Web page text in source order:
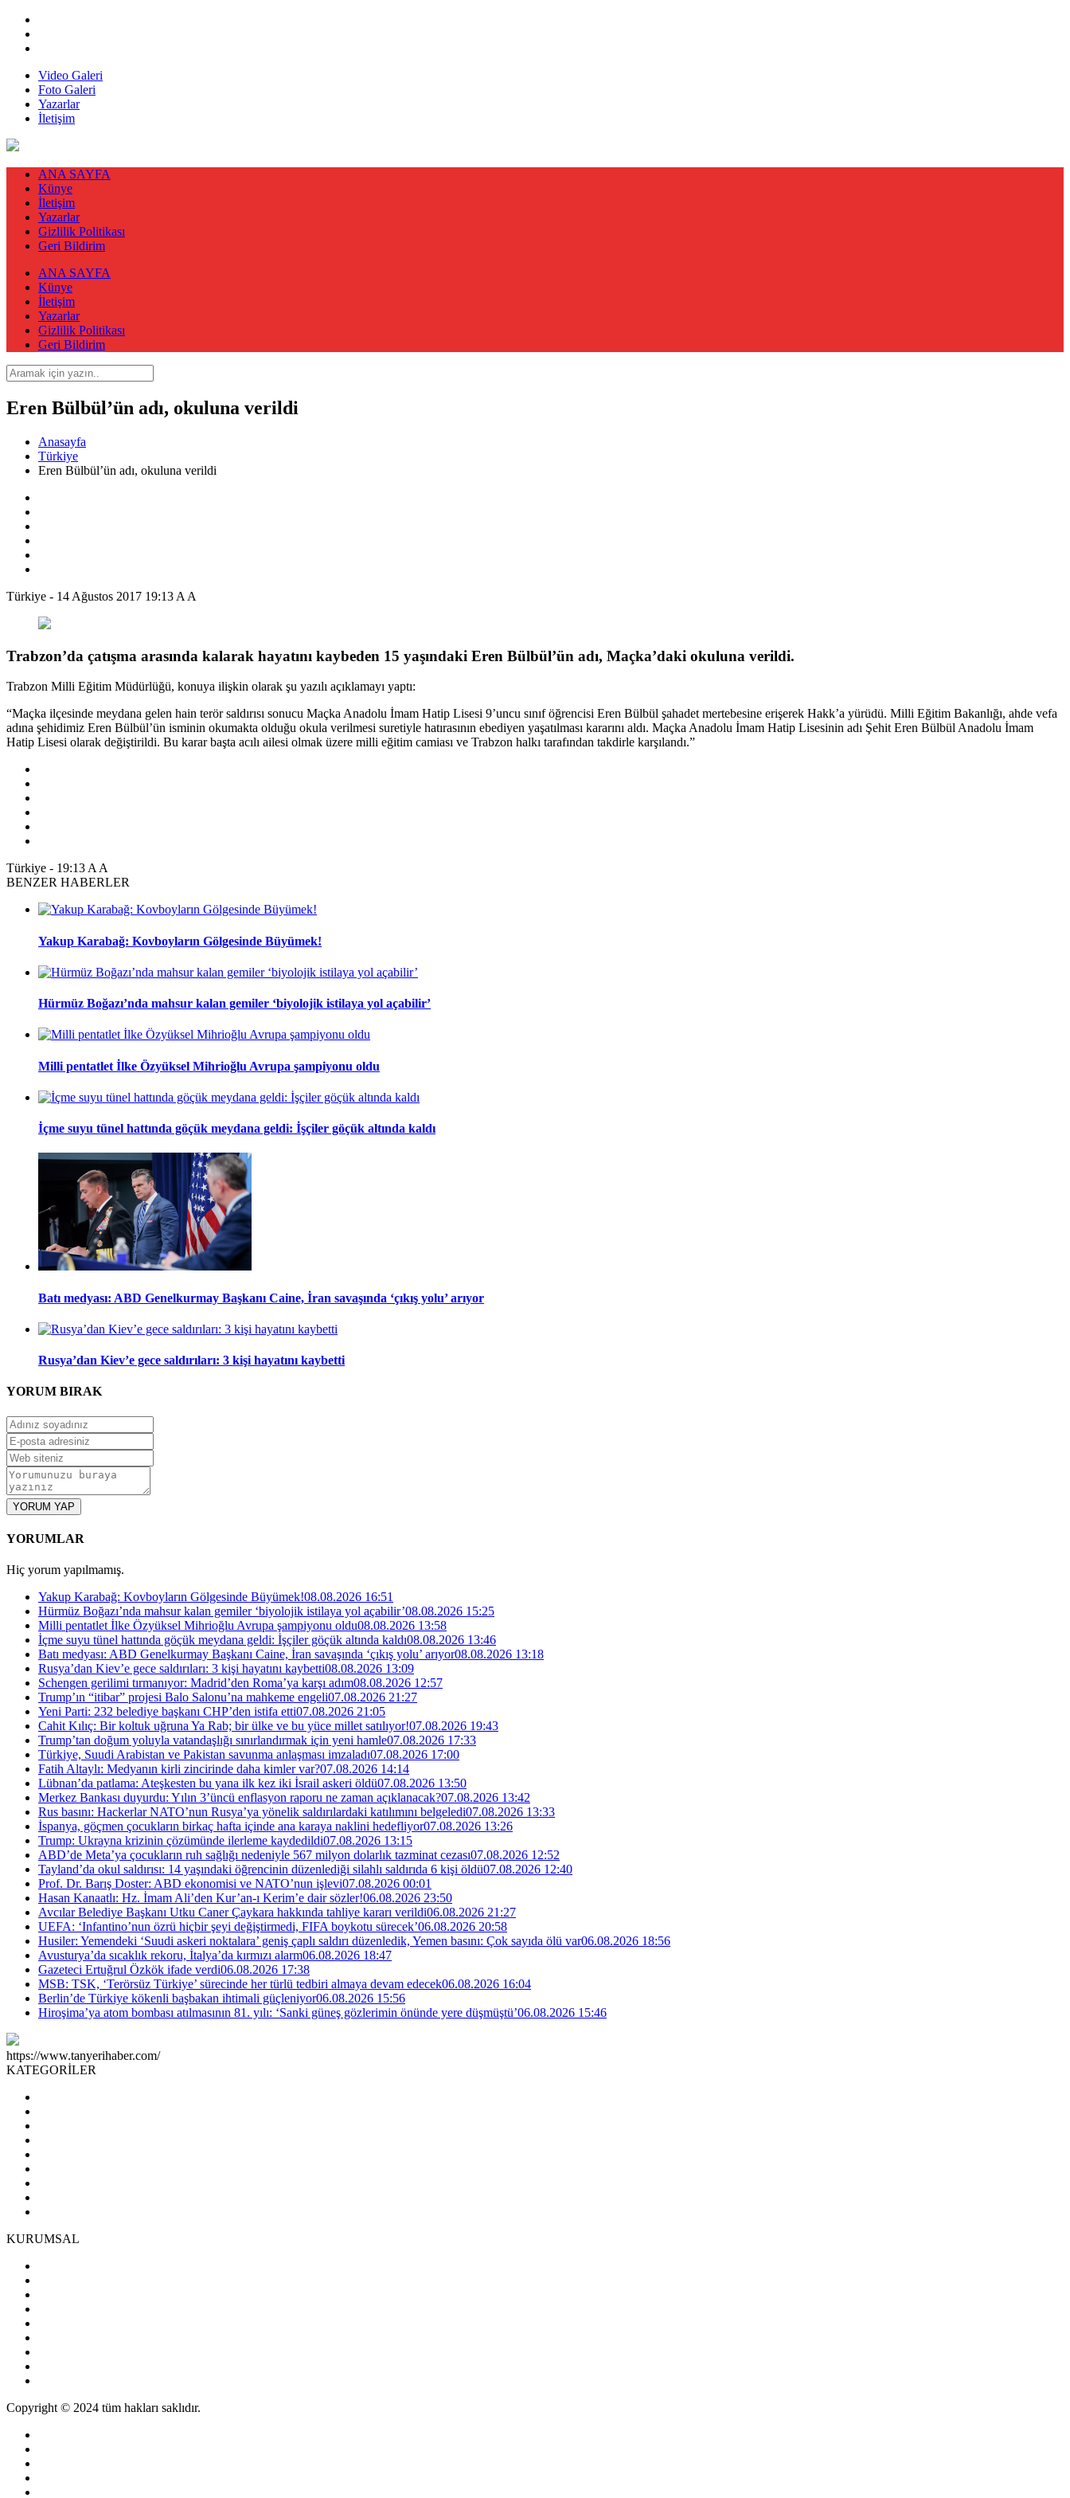
Video Galeri
Foto Galeri
Yazarlar
İletişim
ANA SAYFA
Künye
İletişim
Yazarlar
Gizlilik Politikası
Geri Bildirim
ANA SAYFA
Künye
İletişim
Yazarlar
Gizlilik Politikası
Geri Bildirim
Eren Bülbül’ün adı, okuluna verildi
Anasayfa
Türkiye
Eren Bülbül’ün adı, okuluna verildi
Türkiye - 14 Ağustos 2017 19:13 A A
Trabzon’da çatışma arasında kalarak hayatını kaybeden 15 yaşındaki Eren Bülbül’ün adı, Maçka’daki okuluna verildi.
Trabzon Milli Eğitim Müdürlüğü, konuya ilişkin olarak şu yazılı açıklamayı yaptı:
“Maçka ilçesinde meydana gelen hain terör saldırısı sonucu Maçka Anadolu İmam Hatip Lisesi 9’uncu sınıf öğrencisi Eren Bülbül şahadet mertebesine erişerek Hakk’a yürüdü. Milli Eğitim Bakanlığı, ahde vefa
adına şehidimiz Eren Bülbül’ün isminin okumakta olduğu okula verilmesi suretiyle hatırasının ebediyen yaşatılması kararını aldı. Maçka Anadolu İmam Hatip Lisesinin adı Şehit Eren Bülbül Anadolu İmam
Hatip Lisesi olarak değiştirildi. Bu karar başta acılı ailesi olmak üzere milli eğitim camiası ve Trabzon halkı tarafından takdirle karşılandı.”
Türkiye - 19:13 A A
BENZER HABERLER
Yakup Karabağ: Kovboyların Gölgesinde Büyümek!
Hürmüz Boğazı’nda mahsur kalan gemiler ‘biyolojik istilaya yol açabilir’
Milli pentatlet İlke Özyüksel Mihrioğlu Avrupa şampiyonu oldu
İçme suyu tünel hattında göçük meydana geldi: İşçiler göçük altında kaldı
Batı medyası: ABD Genelkurmay Başkanı Caine, İran savaşında ‘çıkış yolu’ arıyor
Rusya’dan Kiev’e gece saldırıları: 3 kişi hayatını kaybetti
YORUM BIRAK
YORUM YAP
YORUMLAR
Hiç yorum yapılmamış.
Yakup Karabağ: Kovboyların Gölgesinde Büyümek!08.08.2026 16:51
Hürmüz Boğazı’nda mahsur kalan gemiler ‘biyolojik istilaya yol açabilir’08.08.2026 15:25
Milli pentatlet İlke Özyüksel Mihrioğlu Avrupa şampiyonu oldu08.08.2026 13:58
İçme suyu tünel hattında göçük meydana geldi: İşçiler göçük altında kaldı08.08.2026 13:46
Batı medyası: ABD Genelkurmay Başkanı Caine, İran savaşında ‘çıkış yolu’ arıyor08.08.2026 13:18
Rusya’dan Kiev’e gece saldırıları: 3 kişi hayatını kaybetti08.08.2026 13:09
Schengen gerilimi tırmanıyor: Madrid’den Roma’ya karşı adım08.08.2026 12:57
Trump’ın “itibar” projesi Balo Salonu’na mahkeme engeli07.08.2026 21:27
Yeni Parti: 232 belediye başkanı CHP’den istifa etti07.08.2026 21:05
Cahit Kılıç: Bir koltuk uğruna Ya Rab; bir ülke ve bu yüce millet satılıyor!07.08.2026 19:43
Trump’tan doğum yoluyla vatandaşlığı sınırlandırmak için yeni hamle07.08.2026 17:33
Türkiye, Suudi Arabistan ve Pakistan savunma anlaşması imzaladı07.08.2026 17:00
Fatih Altaylı: Medyanın kirli zincirinde daha kimler var?07.08.2026 14:14
Lübnan’da patlama: Ateşkesten bu yana ilk kez iki İsrail askeri öldü07.08.2026 13:50
Merkez Bankası duyurdu: Yılın 3’üncü enflasyon raporu ne zaman açıklanacak?07.08.2026 13:42
Rus basını: Hackerlar NATO’nun Rusya’ya yönelik saldırılardaki katılımını belgeledi07.08.2026 13:33
İspanya, göçmen çocukların birkaç hafta içinde ana karaya naklini hedefliyor07.08.2026 13:26
Trump: Ukrayna krizinin çözümünde ilerleme kaydedildi07.08.2026 13:15
ABD’de Meta’ya çocukların ruh sağlığı nedeniyle 567 milyon dolarlık tazminat cezası07.08.2026 12:52
Tayland’da okul saldırısı: 14 yaşındaki öğrencinin düzenlediği silahlı saldırıda 6 kişi öldü07.08.2026 12:40
Prof. Dr. Barış Doster: ABD ekonomisi ve NATO’nun işlevi07.08.2026 00:01
Hasan Kanaatlı: Hz. İmam Ali’den Kur’an-ı Kerim’e dair sözler!06.08.2026 23:50
Avcılar Belediye Başkanı Utku Caner Çaykara hakkında tahliye kararı verildi06.08.2026 21:27
UEFA: ‘Infantino’nun özrü hiçbir şeyi değiştirmedi, FIFA boykotu sürecek’06.08.2026 20:58
Husiler: Yemendeki ‘Suudi askeri noktalara’ geniş çaplı saldırı düzenledik, Yemen basını: Çok sayıda ölü var06.08.2026 18:56
Avusturya’da sıcaklık rekoru, İtalya’da kırmızı alarm06.08.2026 18:47
Gazeteci Ertuğrul Özkök ifade verdi06.08.2026 17:38
MSB: TSK, ‘Terörsüz Türkiye’ sürecinde her türlü tedbiri almaya devam edecek06.08.2026 16:04
Berlin’de Türkiye kökenli başbakan ihtimali güçleniyor06.08.2026 15:56
Hiroşima’ya atom bombası atılmasının 81. yılı: ‘Sanki güneş gözlerimin önünde yere düşmüştü’06.08.2026 15:46
https://www.tanyerihaber.com/
KATEGORİLER
KURUMSAL
Copyright © 2024 tüm hakları saklıdır.